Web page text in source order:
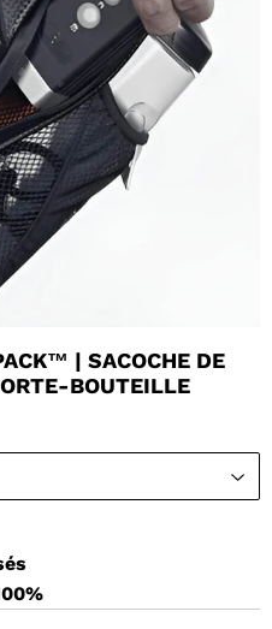
| SACOCHE DE
BOUTEILLE